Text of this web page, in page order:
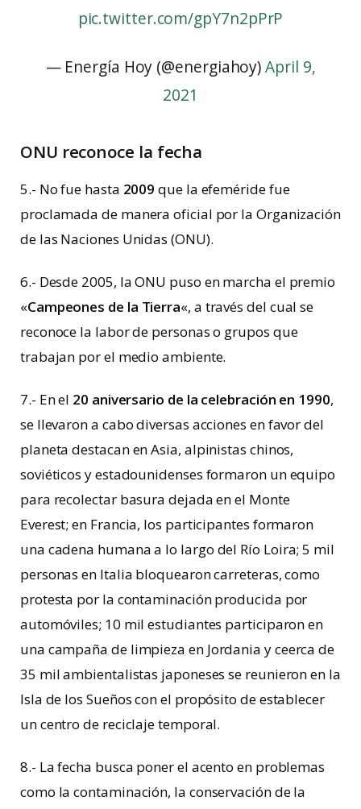
pic.twitter.com/gpY7n2pPrP
— Energía Hoy (@energiahoy)April 9,
2021
ONU reconoce la fecha
5.- No fue hasta 2009 que la efeméride fue
proclamada de manera oficial por la Organización
de las Naciones Unidas (ONU).
6.- Desde 2005, la ONU puso en marcha el premio
«Campeones de la Tierra«, a través del cual se
reconoce la labor de personas o grupos que
trabajan por el medio ambiente.
7.- En el 20 aniversario de la celebración en 1990,
se llevaron a cabo diversas acciones en favor del
planeta destacan en Asia, alpinistas chinos,
soviéticos y estadounidenses formaron un equipo
para recolectar basura dejada en el Monte
Everest; en Francia, los participantes formaron
una cadena humana a lo largo del Río Loira; 5 mil
personas en Italia bloquearon carreteras, como
protesta por la contaminación producida por
automóviles; 10 mil estudiantes participaron en
una campaña de limpieza en Jordania y ceerca de
35 mil ambientalistas japoneses se reunieron en la
Isla de los Sueños con el propósito de establecer
un centro de reciclaje temporal.
8.- La fecha busca poner el acento en problemas
como la contaminación, la conservación de la